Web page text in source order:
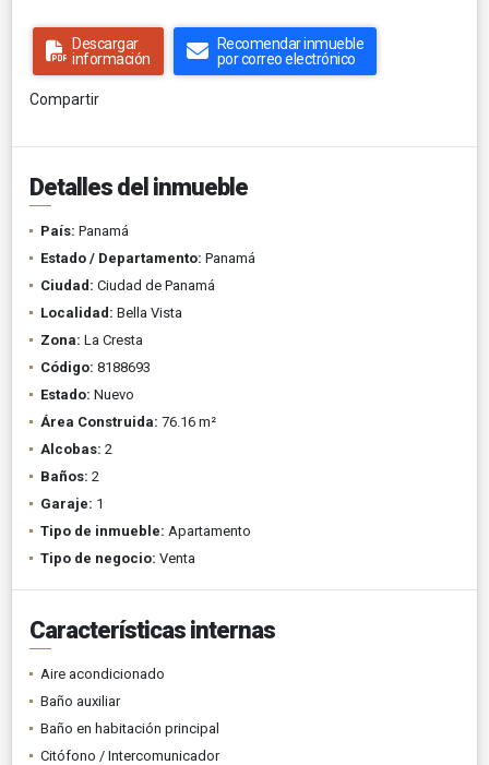
Descargar
información
Recomendar inmueble
por correo electrónico
Compartir
Detalles del inmueble
País: Panamá
Estado / Departamento: Panamá
Ciudad: Ciudad de Panamá
Localidad: Bella Vista
Zona: La Cresta
Código: 8188693
Estado: Nuevo
Área Construida: 76.16 m²
Alcobas: 2
Baños: 2
Garaje: 1
Tipo de inmueble: Apartamento
Tipo de negocio: Venta
Características internas
Aire acondicionado
Baño auxiliar
Baño en habitación principal
Citófono / Intercomunicador